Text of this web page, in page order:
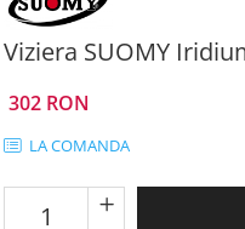
Viziera SUOMY
302 RON
LA COMANDA